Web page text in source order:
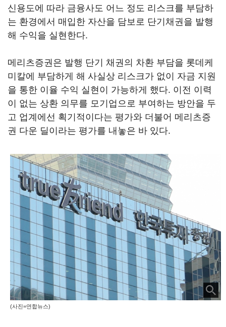
신용도에 따라 금융사도 어느 정도 리스크를 부담하
는 환경에서 매입한 자산을 담보로 단기채권을 발행
해 수익을 실현한다.
메리츠증권은 발행 단기 채권의 차환 부담을 롯데케
미칼에 부담하게 해 사실상 리스크가 없이 자금 지원
을 통한 이율 수익 실현이 가능하게 했다. 이전 이력
이 없는 상환 의무를 모기업으로 부여하는 방안을 두
고 업계에선 획기적이다는 평가와 더불어 메리츠증
권 다운 딜이라는 평가를 내놓은 바 있다.
(사진=연합뉴스)